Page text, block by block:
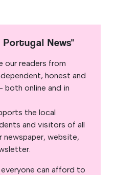
News"
our readers from
honest and
both online and in
the local
and visitors of all
website,
can afford to